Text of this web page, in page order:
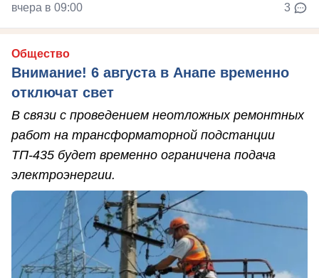
вчера в 09:00 3
Общество
Внимание! 6 августа в Анапе временно
отключат свет
В связи с проведением неотложных ремонтных
работ на трансформаторной подстанции
ТП-435 будет временно ограничена подача
электроэнергии.